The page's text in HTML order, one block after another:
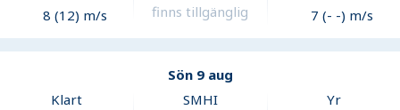
8 (12) m/s
finns tillgänglig
7 (- -) m/s
Sön 9 aug
Klart
SMHI Yr